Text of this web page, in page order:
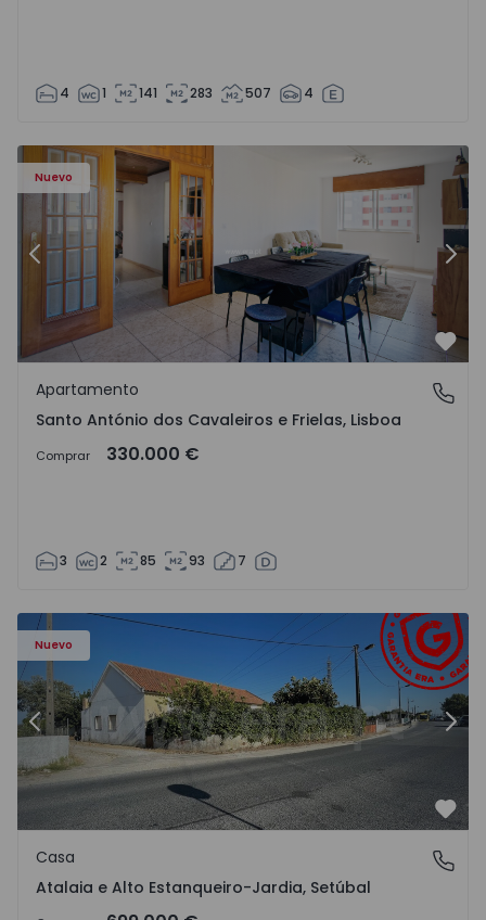
4 1 141 283 507 4
Nuevo
Frielas - 1572669 - 16
Apartamento T3 Loures, Santo António dos Cavaleiros e
Anterior
Santo António dos Cavaleiros e Frielas, Lisboa
Apartamento
Santo António dos Cavaleiros e Frielas, Lisboa
Comprar 330.000 €
3 2 85 93 7
Nuevo
- 20
Casa T2 Montijo, Atalaia e Alto Estanqueiro-Jardia -
Anterior
Atalaia e Alto Estanqueiro-Jardia, Setúbal
Casa
Atalaia e Alto Estanqueiro-Jardia, Setúbal